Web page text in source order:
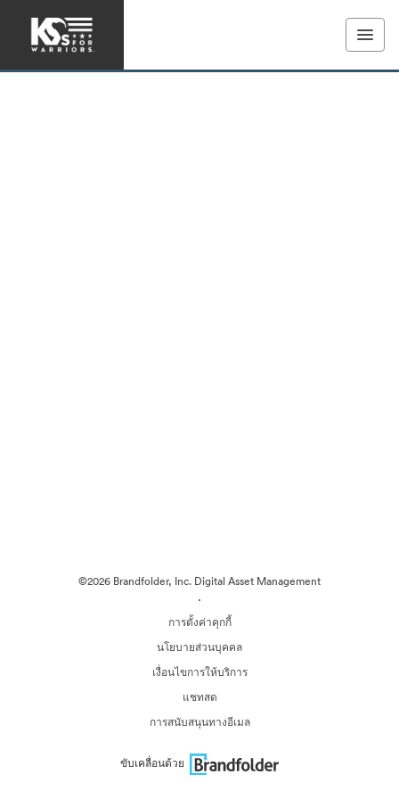
©2026 Brandfolder, Inc. Digital Asset Management
·
การตั้งค่าคุกกี้
นโยบายส่วนบุคคล
เงื่อนไขการให้บริการ
แชทสด
การสนับสนุนทางอีเมล
ขับเคลื่อนด้วย